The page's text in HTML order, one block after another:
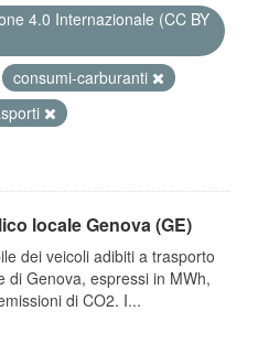
4.0 Internazionale (CC BY
consumi-carburanti
locale Genova (GE)
dei veicoli adibiti a trasporto
di Genova, espressi in MWh,
di CO2. I...